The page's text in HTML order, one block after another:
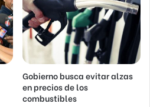
Gobierno busca evitar alzas
en precios de los
combustibles